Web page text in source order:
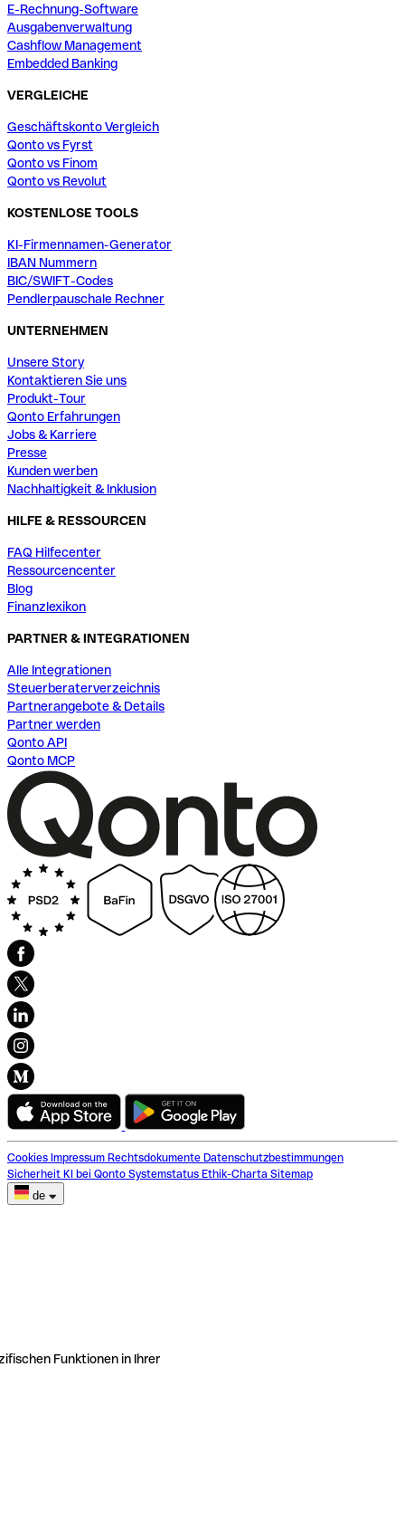
E-Rechnung-Software
Ausgabenverwaltung
Cashflow Management
Embedded Banking
VERGLEICHE
Geschäftskonto Vergleich
Qonto vs Fyrst
Qonto vs Finom
Qonto vs Revolut
KOSTENLOSE TOOLS
KI-Firmennamen-Generator
IBAN Nummern
BIC/SWIFT-Codes
Pendlerpauschale Rechner
UNTERNEHMEN
Unsere Story
Kontaktieren Sie uns
Produkt-Tour
Qonto Erfahrungen
Jobs & Karriere
Presse
Kunden werben
Nachhaltigkeit & Inklusion
HILFE & RESSOURCEN
FAQ Hilfecenter
Ressourcencenter
Blog
Finanzlexikon
PARTNER & INTEGRATIONEN
Alle Integrationen
Steuerberaterverzeichnis
Partnerangebote & Details
Partner werden
Qonto API
Qonto MCP
Cookies Impressum Rechtsdokumente Datenschutzbestimmungen
Sicherheit KI bei Qonto Systemstatus Ethik-Charta Sitemap
de
Funktionen in Ihrer